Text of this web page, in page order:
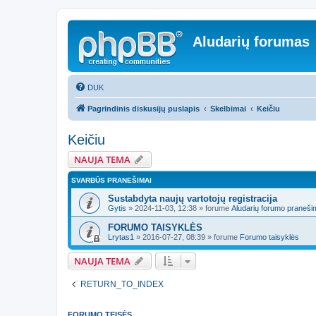
Aludarių forumas
DUK
Pagrindinis diskusijų puslapis Skelbimai Keičiu
Keičiu
NAUJA TEMA
SVARBŪS PRANEŠIMAI
Sustabdyta naujų vartotojų registracija
Gytis » 2024-11-03, 12:38 » forume Aludarių forumo
FORUMO TAISYKLĖS
Lrytas1 » 2016-07-27, 08:39 » forume Forumo taisyklės
NAUJA TEMA
RETURN_TO_INDEX